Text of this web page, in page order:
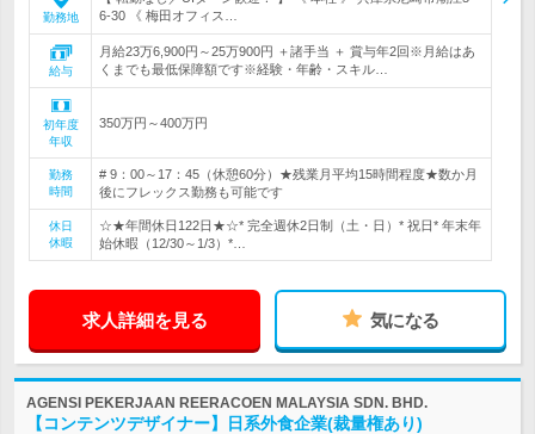
勤務地
6-30 《 梅田オフィス…
給与
月給23万6,900円～25万900円 ＋諸手当 ＋ 賞与年2回※月給はあ
くまでも最低保障額です※経験・年齢・スキル…
初年度
年収
350万円～400万円
勤務
時間
# 9：00～17：45（休憩60分）★残業月平均15時間程度★数か月
後にフレックス勤務も可能です
休日
休暇
☆★年間休日122日★☆* 完全週休2日制（土・日）* 祝日* 年末年
始休暇（12/30～1/3）*…
求人詳細を見る 気になる
AGENSI PEKERJAAN REERACOEN MALAYSIA SDN. BHD.
【コンテンツデザイナー】日系外食企業(裁量権あり)